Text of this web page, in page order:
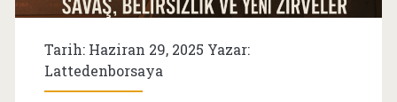
Tarih: Haziran 29, 2025 Yazar:
Lattedenborsaya